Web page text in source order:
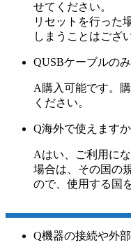
せてください。
リセットを行った
しまうことはござ
QUSBケーブルの
A購入可能です。
ください。
Q海外で使えますか
Aはい、ご利用に
場合は、その国の
ので、使用する国
Q機器の接続や外